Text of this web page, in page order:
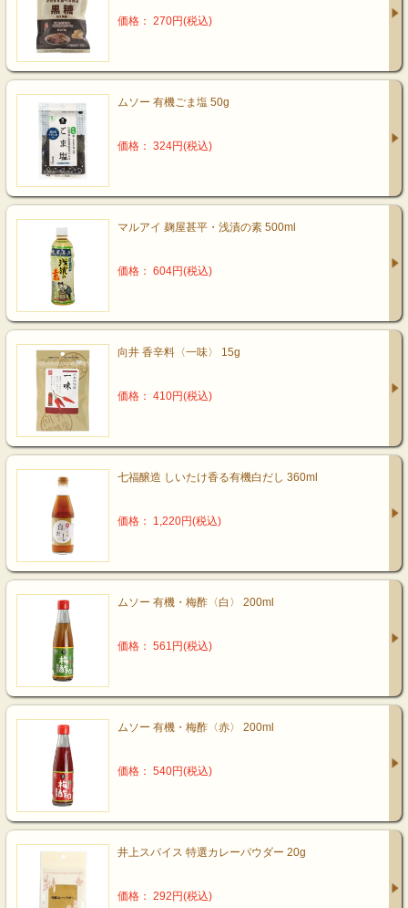
価格： 270円(税込)
ムソー 有機ごま塩 50g
価格： 324円(税込)
マルアイ 麹屋甚平・浅漬の素 500ml
価格： 604円(税込)
向井 香辛料〈一味〉 15g
価格： 410円(税込)
七福醸造 しいたけ香る有機白だし 360ml
価格： 1,220円(税込)
ムソー 有機・梅酢〈白〉 200ml
価格： 561円(税込)
ムソー 有機・梅酢〈赤〉 200ml
価格： 540円(税込)
井上スパイス 特選カレーパウダー 20g
価格： 292円(税込)